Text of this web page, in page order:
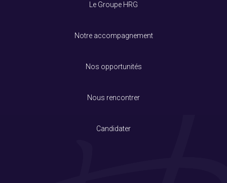
Le Groupe HRG
Notre accompagnement
Nos opportunités
Nous rencontrer
Candidater